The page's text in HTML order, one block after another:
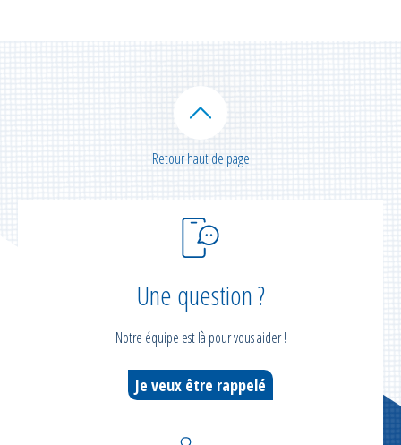
Une question ?
Notre équipe est là pour vous aider !
Je veux être rappelé
Retour haut de page